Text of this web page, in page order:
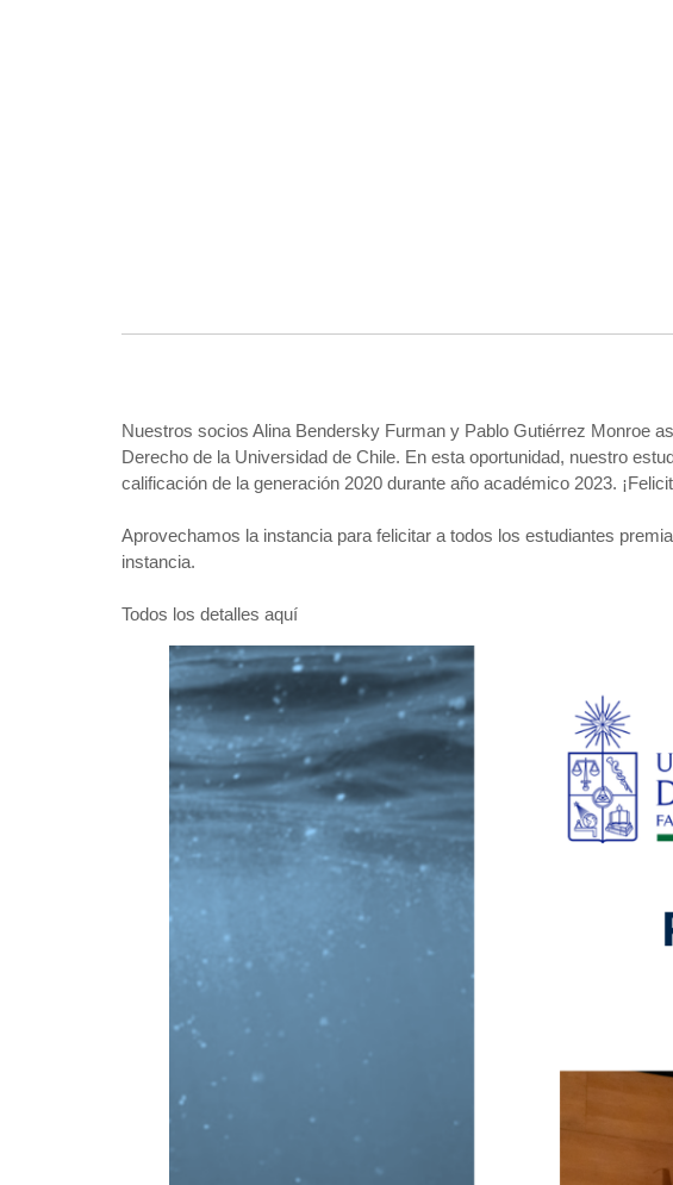
Nuestros socios Alina Bendersky Furman y Pablo Gutiérrez Monroe
Derecho de la Universidad de Chile. En esta oportunidad, nuestro
calificación de la generación 2020 durante año académico 2023.
Aprovechamos la instancia para felicitar a todos los estudiantes
instancia.
Todos los detalles aquí